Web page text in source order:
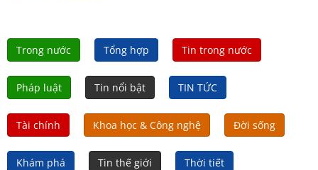
Trong nước Tổng hợp Tin trong nước
Pháp luật Tin nổi bật TIN TỨC
Tài chính Khoa học & Công nghệ Đời sống
Khám phá Tin thế giới Thời tiết